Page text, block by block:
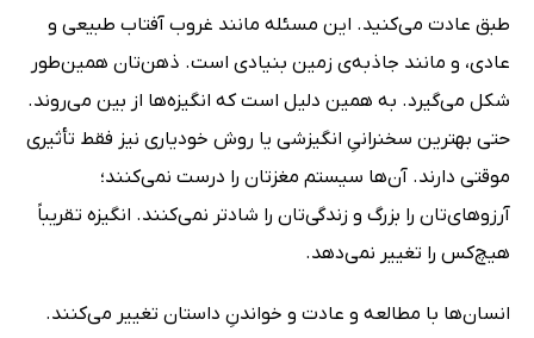
طبق عادت می‌کنید. این مسئله مانند غروب آفتاب طبیعی و
عادی، و مانند جاذبه‌ی زمین بنیادی است. ذهن‌تان همین‌طور
شکل می‌گیرد. به همین دلیل است که انگیزه‌ها از بین می‌روند.
حتی بهترین سخنرانیِ انگیزشی یا روش‌ خودیاری نیز فقط تأثیری
موقتی دارند. آن‌ها سیستم مغزتان را درست نمی‌کنند؛
آرزوهای‌تان را بزرگ و زندگی‌تان را شادتر نمی‌کنند. انگیزه تقریباً
هیچ‌کس را تغییر نمی‌دهد.
انسان‌ها با مطالعه و عادت و خواندنِ داستان‌ تغییر می‌کنند.